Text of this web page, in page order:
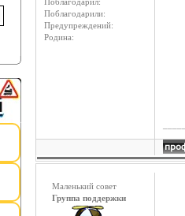
Поблагодарил:
Поблагодарили:
Предупреждений:
Родина:
Маленький совет
Группа поддержки